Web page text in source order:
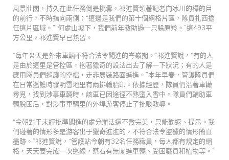
風景壯闊，持久在此任務倒是挑釁。祁進賢領著記者向冰川的標的目
的前行，不時指向兩側：“這邊是我們的第十個網格片區，隊員扎西擔
任這片區域。”“何處山坡下，我們前年救助過一只躲原羚。”這493平
方公里，祁進賢早已熟習。
“每年炎天是外來車輛不符合法令闖進的岑嶺期。”祁進賢說，“有的人
是由於這里是管控區，抱著獵奇的設法出去了解一下狀況；有的人是
應用隊員們巡護的空檔，走非展裝路面進進。”本年早春，管護隊員們
在日常巡護時發明雪地里有兩排輪胎印。依據經歷，隊員們沿著車轍
尋覓，找到涉事車輛時，該車已因途徑不熟墮入雪中。隊員們輔助車
輛脫困后，對涉事車輛里的外埠游客停止了批駁教導。
“今朝對于未經批準闖進的處分辦法還不敷完美，只能勸返、提示。我
們碰著的情形多是游客出于獵奇進進的，不符合法令盜獵的情形簡直
盡跡。”祁進賢說，“管護站今朝有32名任務職員，每人都有規定的網
格，天天要完成一次巡線，察看有無闖進車輛、受困職員和植物等。”